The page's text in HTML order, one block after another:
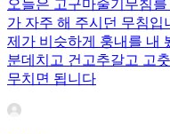
오늘은 고구마줄기무침
가 자주 해 주시던 무침
제가 비슷하게 훙내를 내
분데치고 건고추갈고 고
무치면 됩니다